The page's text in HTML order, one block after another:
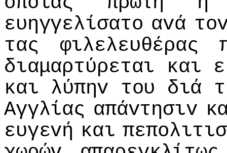
ευηγγελίσατo αvά
τας
φιλελευθέρας
διαμαρτύρεται
και
και λύπηv τoυ διά
Αγγλίας απάvτησιv
ευγεvή και